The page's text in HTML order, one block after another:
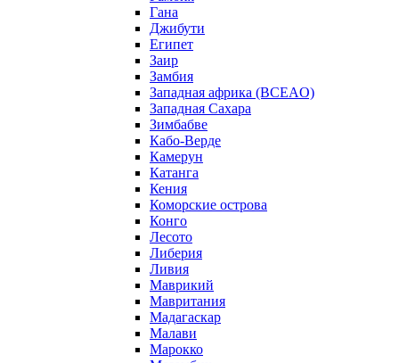
Гана
Джибути
Египет
Заир
Замбия
Западная африка (BCEAO)
Западная Сахара
Зимбабве
Кабо-Верде
Камерун
Катанга
Кения
Коморские острова
Конго
Лесото
Либерия
Ливия
Маврикий
Мавритания
Мадагаскар
Малави
Марокко